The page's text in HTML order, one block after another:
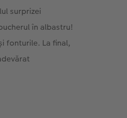
surprizei
în albastru!
fonturile. La final,